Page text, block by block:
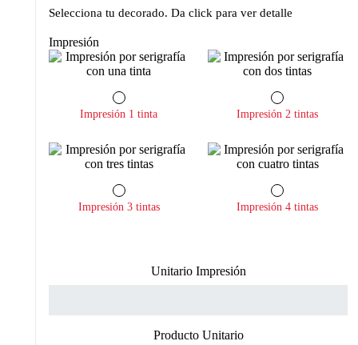
Selecciona tu decorado. Da click para ver detalle
Impresión
Impresión 1 tinta Impresión 2 tintas
Impresión 3 tintas Impresión 4 tintas
Unitario Impresión
Producto Unitario